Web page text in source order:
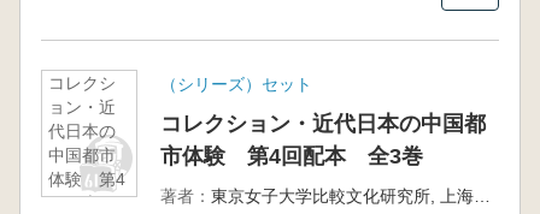
コレクシ
ョン・近
代日本の
中国都市
体験 第4
回配本
（シリーズ）セット
コレクション・近代日本の中国都
市体験 第4回配本 全3巻
著者：
東京女子大学比較文化研究所, 上海外国語大学日本研究センター 監修